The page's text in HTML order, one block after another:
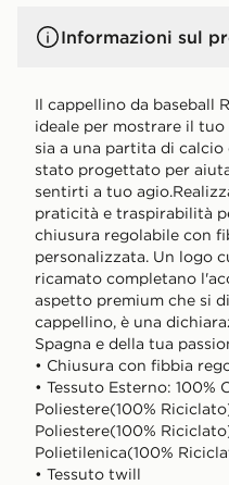
Informazioni sul
Il cappellino da baseball
ideale per mostrare il
sia a una partita di
stato progettato per
sentirti a tuo
praticità e traspirabilità
chiusura regolabile con
personalizzata. Un logo
ricamato completano
aspetto premium che si
cappellino, è una
Spagna e della tua
• Chiusura con fibbia
• Tessuto Esterno: 100%
Poliestere(100%
Poliestere(100%
Polietilenica(100%
• Tessuto twill